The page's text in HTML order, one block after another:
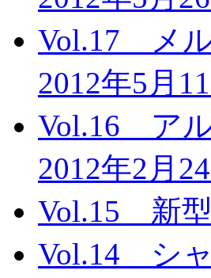
Vol.17 メ
2012年5月
Vol.16 ア
2012年2月
Vol.15 新
Vol.14 シ